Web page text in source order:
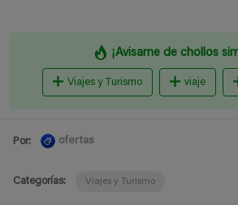
¡Avisame de chollos
Viajes y Turismo viaje
Por: ofertas
Categorías: Viajes y Turismo